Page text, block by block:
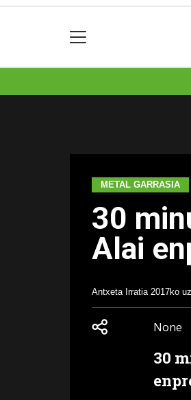
METAL GARRASIA
30
Alai
Antxeta Irratia 2017ko
None
30